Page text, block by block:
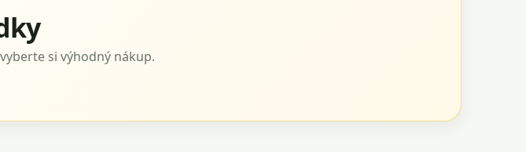
si výhodný nákup.